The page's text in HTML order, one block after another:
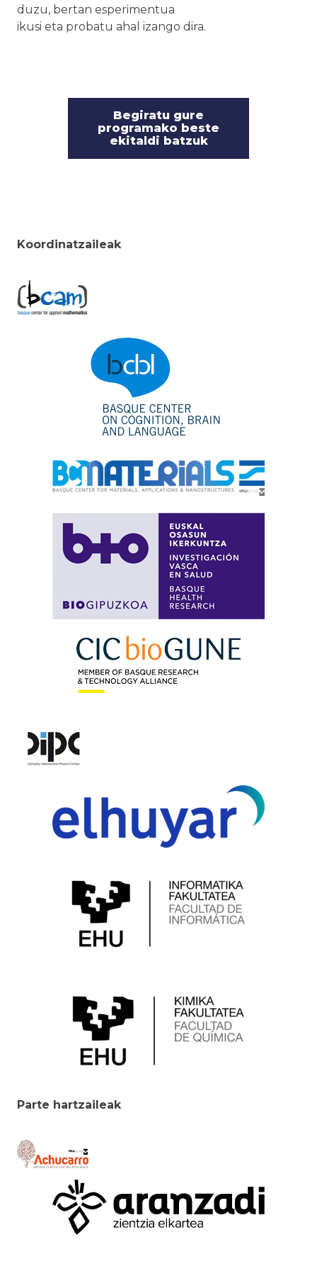
duzu, bertan esperimentua
ikusi eta probatu ahal izango dira.
Begiratu gure
programako beste
ekitaldi batzuk
Koordinatzaileak
Parte hartzaileak